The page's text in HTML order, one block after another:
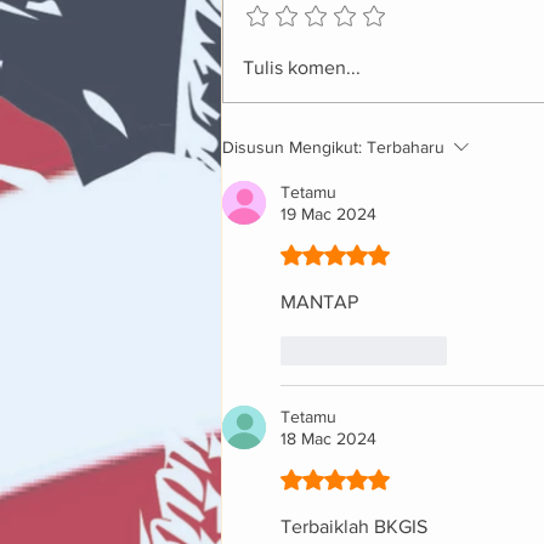
Bengkel Pengenalan
Tulis komen...
Disusun Mengikut: Terbaharu
Tetamu
19 Mac 2024
Dinilai 5 daripada 5 bintang.
MANTAP
Tetamu
18 Mac 2024
Dinilai 5 daripada 5 bintang.
Terbaiklah BKGIS